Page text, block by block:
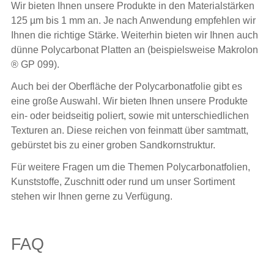
Wir bieten Ihnen unsere Produkte in den Materialstärken
125 µm bis 1 mm an. Je nach Anwendung empfehlen wir
Ihnen die richtige Stärke. Weiterhin bieten wir Ihnen auch
dünne Polycarbonat Platten an (beispielsweise Makrolon
® GP 099).
Auch bei der Oberfläche der Polycarbonatfolie gibt es
eine große Auswahl. Wir bieten Ihnen unsere Produkte
ein- oder beidseitig poliert, sowie mit unterschiedlichen
Texturen an. Diese reichen von feinmatt über samtmatt,
gebürstet bis zu einer groben Sandkornstruktur.
Für weitere Fragen um die Themen Polycarbonatfolien,
Kunststoffe, Zuschnitt oder rund um unser Sortiment
stehen wir Ihnen gerne zu Verfügung.
FAQ